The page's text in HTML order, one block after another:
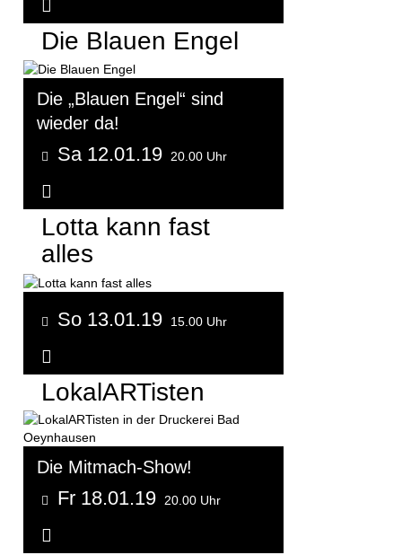
Die Blauen Engel
Die „Blauen Engel“ sind
wieder da!
Sa 12.01.19 20.00 Uhr
Lotta kann fast
alles
So 13.01.19 15.00 Uhr
LokalARTisten
Die Mitmach-Show!
Fr 18.01.19 20.00 Uhr